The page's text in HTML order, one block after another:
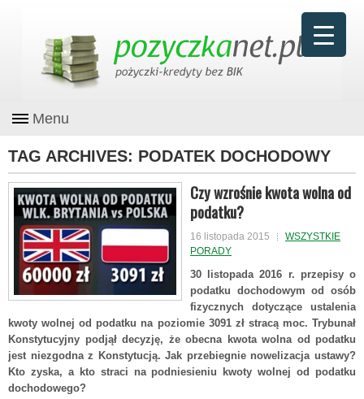
Menu
TAG ARCHIVES: PODATEK DOCHODOWY
Czy wzrośnie kwota wolna od
podatku?
16 listopada 2015
WSZYSTKIE
PORADY
30 listopada 2016 r. przepisy o
podatku dochodowym od osób
fizycznych dotyczące ustalenia
kwoty wolnej od podatku na poziomie 3091 zł stracą moc. Trybunał
Konstytucyjny podjął decyzję, że obecna kwota wolna od podatku
jest niezgodna z Konstytucją. Jak przebiegnie nowelizacja ustawy?
Kto zyska, a kto straci na podniesieniu kwoty wolnej od podatku
dochodowego?